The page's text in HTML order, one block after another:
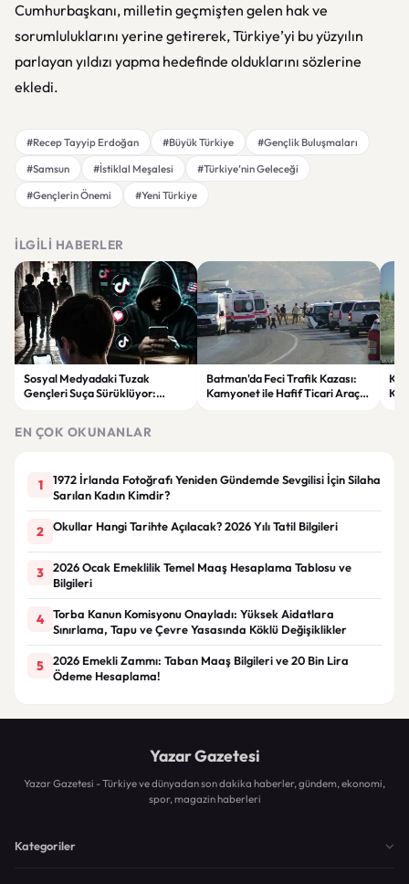
Cumhurbaşkanı, milletin geçmişten gelen hak ve
sorumluluklarını yerine getirerek, Türkiye’yi bu yüzyılın
parlayan yıldızı yapma hedefinde olduklarını sözlerine
ekledi.
#Recep Tayyip Erdoğan #Büyük Türkiye
#Gençlik Buluşmaları
#Samsun
#İstiklal Meşalesi
#Türkiye’nin Geleceği
#Gençlerin Önemi
#Yeni Türkiye
İLGILI HABERLER
Sosyal Medyadaki Tuzak
Gençleri Suça Sürüklüyor:
Batman'da Feci Trafik Kazası:
Kamyonet ile Hafif Ticari Araç
EN ÇOK OKUNANLAR
1
1972 İrlanda Fotoğrafı Yeniden Gündemde Sevgilisi İçin Silaha
Sarılan Kadın Kimdir?
2 Okullar Hangi Tarihte Açılacak? 2026 Yılı Tatil Bilgileri
3
2026 Ocak Emeklilik Temel Maaş Hesaplama Tablosu ve
Bilgileri
4
Torba Kanun Komisyonu Onayladı: Yüksek Aidatlara
Sınırlama, Tapu ve Çevre Yasasında Köklü Değişiklikler
5
2026 Emekli Zammı: Taban Maaş Bilgileri ve 20 Bin Lira
Ödeme Hesaplama!
Yazar Gazetesi
Yazar Gazetesi - Türkiye ve dünyadan son dakika haberler, gündem, ekonomi,
spor, magazin haberleri
Kategoriler